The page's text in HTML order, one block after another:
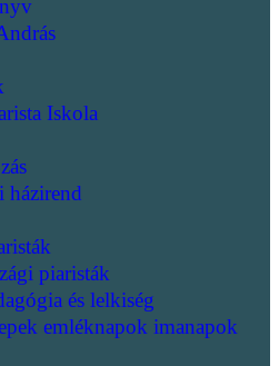
Iskola
piaristák
és lelkiség
emléknapok imanapok